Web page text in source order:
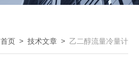
首页 > 技术文章 > 乙二醇流量冷量计